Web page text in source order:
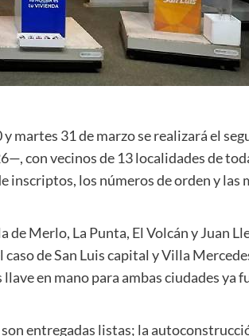
martes 31 de marzo se realizará el
con vecinos de 13 localidades de
los números de orden y las
Merlo, La Punta, El Volcán y Juan
de San Luis capital y Villa
en mano para ambas ciudades ya
entregadas listas; la